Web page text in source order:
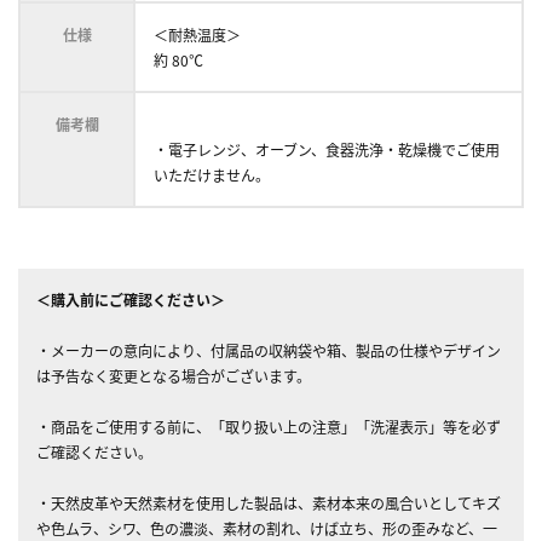
仕様
＜耐熱温度＞
約 80℃
備考欄
・電子レンジ、オーブン、食器洗浄・乾燥機でご使用
いただけません。
＜購入前にご確認ください＞
・メーカーの意向により、付属品の収納袋や箱、製品の仕様やデザイン
は予告なく変更となる場合がございます。
・商品をご使用する前に、「取り扱い上の注意」「洗濯表示」等を必ず
ご確認ください。
・天然皮革や天然素材を使用した製品は、素材本来の風合いとしてキズ
や色ムラ、シワ、色の濃淡、素材の割れ、けば立ち、形の歪みなど、一